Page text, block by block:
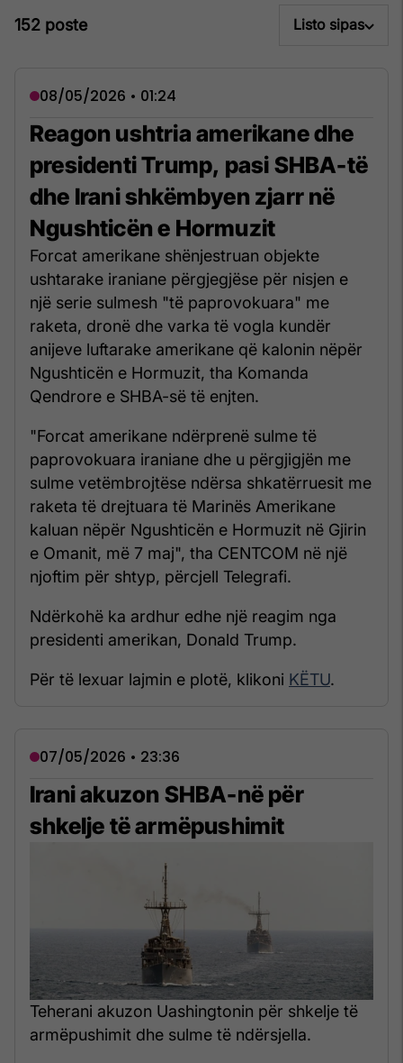
152 poste Listo sipas
08/05/2026 • 01:24
Reagon ushtria amerikane dhe
presidenti Trump, pasi SHBA-të
dhe Irani shkëmbyen zjarr në
Ngushticën e Hormuzit
Forcat amerikane shënjestruan objekte
ushtarake iraniane përgjegjëse për nisjen e
një serie sulmesh "të paprovokuara" me
raketa, dronë dhe varka të vogla kundër
anijeve luftarake amerikane që kalonin nëpër
Ngushticën e Hormuzit, tha Komanda
Qendrore e SHBA-së të enjten.
"Forcat amerikane ndërprenë sulme të
paprovokuara iraniane dhe u përgjigjën me
sulme vetëmbrojtëse ndërsa shkatërruesit me
raketa të drejtuara të Marinës Amerikane
kaluan nëpër Ngushticën e Hormuzit në Gjirin
e Omanit, më 7 maj", tha CENTCOM në një
njoftim për shtyp, përcjell Telegrafi.
Ndërkohë ka ardhur edhe një reagim nga
presidenti amerikan, Donald Trump.
Për të lexuar lajmin e plotë, klikoni KËTU.
07/05/2026 • 23:36
Irani akuzon SHBA-në për
shkelje të armëpushimit
Teherani akuzon Uashingtonin për shkelje të
armëpushimit dhe sulme të ndërsjella.